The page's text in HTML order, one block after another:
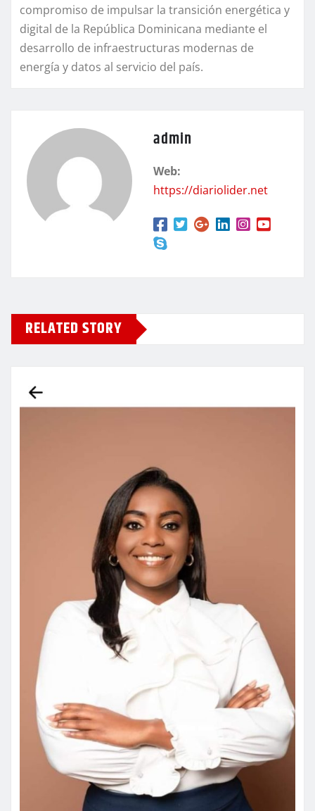
compromiso de impulsar la transición energética y
digital de la República Dominicana mediante el
desarrollo de infraestructuras modernas de
energía y datos al servicio del país.
admin
Web:
https://diariolider.net
RELATED STORY